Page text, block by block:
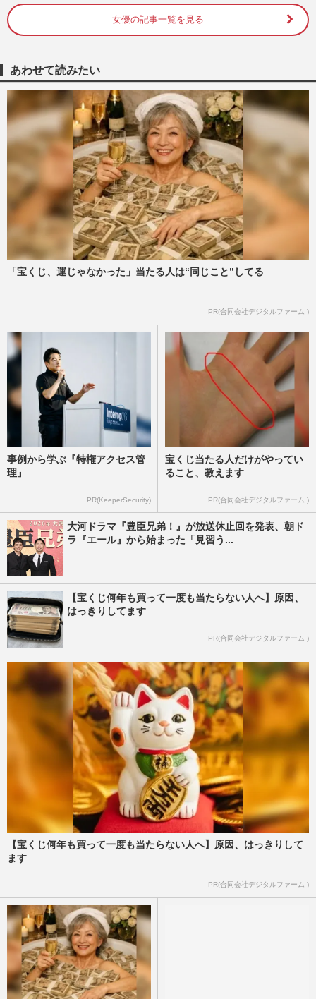
週刊女性PRIME 2026/8/3
界復帰を断念、TikTokライバーの楽しさを
語るも世間からは冷淡な視…
週刊女性PRIME
【神田正輝】激やせ真相はダイエット！
西岡徳馬らと3ショットに安堵
週刊女性PRIME
前山剛久、神田沙也加さんの“命日”2日後
にメンズラウンジ勤務を正式報告「今の自
分にはここしかない」決…
週刊女性PRIME 2025/12/22
約8か月ぶりのインスタ更新に「もはや恐
ろしい」険しすぎる“復帰…
2025/9/7
女優の記事一覧を見る
あわせて読みたい
「宝くじ、運じゃなかった」当たる人は“同じこと”してる
PR(合同会社デジタルファーム )
事例から学ぶ『特権アクセス管
理』
PR(KeeperSecurity)
宝くじ当たる人だけがやってい
ること、教えます
PR(合同会社デジタルファーム )
大河ドラマ『豊臣兄弟！』が放送休止回を発表、朝ド
ラ『エール』から始まった「見習う...
【宝くじ何年も買って一度も当たらない人へ】原因、
はっきりしてます
PR(合同会社デジタルファーム )
【宝くじ何年も買って一度も当たらない人へ】原因、はっきりして
ます
PR(合同会社デジタルファーム )